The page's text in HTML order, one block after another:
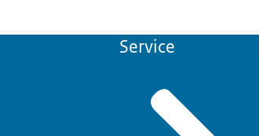
Service